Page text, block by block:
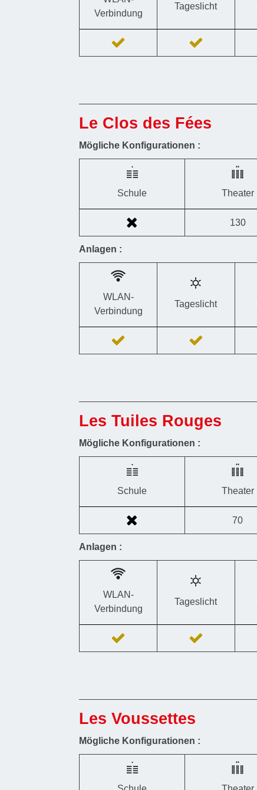
Verbindung
Tageslicht
Le Clos des Fées
Mögliche Konfigurationen :
Schule Theater
130
Anlagen :
WLAN-
Verbindung
Tageslicht
Les Tuiles Rouges
Mögliche Konfigurationen :
Schule Theater
70
Anlagen :
WLAN-
Verbindung
Tageslicht
Les Voussettes
Mögliche Konfigurationen :